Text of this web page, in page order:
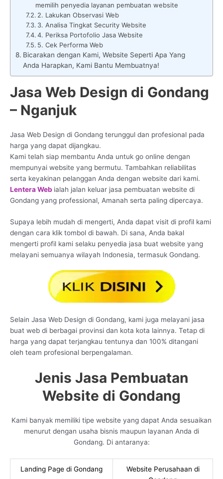
memilih penyedia layanan pembuatan website
2. Lakukan Observasi Web
3. Analisa Tingkat Security Website
4. Periksa Portofolio Jasa Website
5. Cek Performa Web
Bicarakan dengan Kami, Website Seperti Apa Yang
Anda Harapkan, Kami Bantu Membuatnya!
Jasa Web Design di Gondang
– Nganjuk
Jasa Web Design di Gondang terunggul dan profesional pada
harga yang dapat dijangkau.
Kami telah siap membantu Anda untuk go online dengan
mempunyai website yang bermutu. Tambahkan reliabilitas
serta keyakinan pelanggan Anda dengan website dari kami.
Lentera Web ialah jalan keluar jasa pembuatan website di
Gondang yang professional, Amanah serta paling dipercaya.
Supaya lebih mudah di mengerti, Anda dapat visit di profil kami
dengan cara klik tombol di bawah. Di sana, Anda bakal
mengerti profil kami selaku penyedia jasa buat website yang
melayani semuanya wilayah Indonesia, termasuk Gondang.
Selain Jasa Web Design di Gondang, kami juga melayani jasa
buat web di berbagai provinsi dan kota kota lainnya. Tetap di
harga yang dapat terjangkau tentunya dan 100% ditangani
oleh team profesional berpengalaman.
Jenis Jasa Pembuatan
Website di Gondang
Kami banyak memiliki tipe website yang dapat Anda sesuaikan
menurut dengan usaha bisnis maupun layanan Anda di
Gondang. Di antaranya:
Landing Page di Gondang
Website Perusahaan di